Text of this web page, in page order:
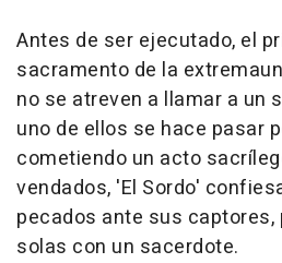
Antes de ser ejecutado, el
sacramento de la
no se atreven a llamar a un
uno de ellos se hace pasar
cometiendo un acto
vendados, 'El Sordo'
pecados ante sus captores,
solas con un sacerdote.